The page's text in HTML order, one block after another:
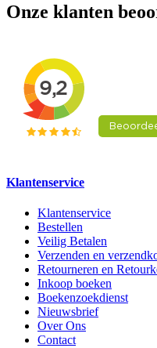
Onze klanten
Klantenservice
Klantenservice
Bestellen
Veilig Betalen
Verzenden en
Retourneren en
Inkoop boeken
Boekenzoekdienst
Nieuwsbrief
Over Ons
Contact